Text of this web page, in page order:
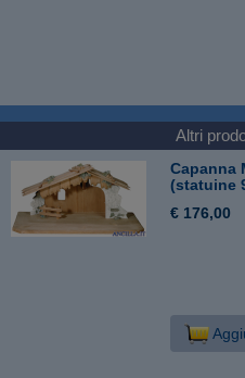
Altri
Capanna
(statuine
€ 176,00